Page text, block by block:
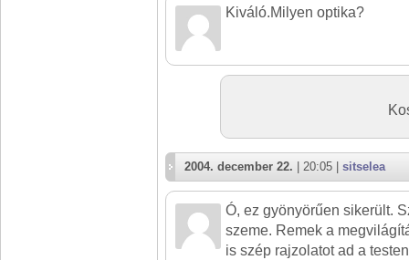
Kiváló.Milyen optika?
2004. december 22. | 20:05 | sitselea
Ó, ez gyönyörűen sikerült.
szeme. Remek a
is szép rajzolatot ad a